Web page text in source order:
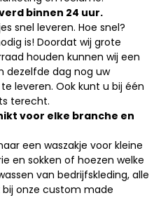
binnen 24 uur.
snel leveren. Hoe snel?
is! Doordat wij grote
houden kunnen wij een
dezelfde dag nog uw
leveren. Ook kunt u bij één
terecht.
voor elke branche en
een waszakje voor kleine
en sokken of hoezen welke
van bedrijfskleding, alle
onze custom made